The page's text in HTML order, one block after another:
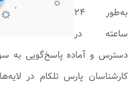
به‌طور ۲۴
ساعته در
دسترس و آماده پاسخ‌گویی به
کارشناسان پارس تلکام در